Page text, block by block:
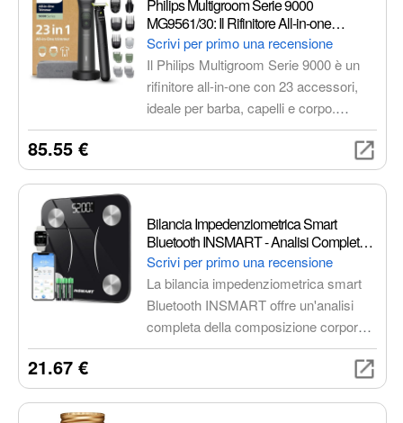
Philips Multigroom Serie 9000
MG9561/30: Il Rifinitore All-in-one
Definitivo per Uomo
Scrivi per primo una recensione
Il Philips Multigroom Serie 9000 è un
rifinitore all-in-one con 23 accessori,
ideale per barba, capelli e corpo.
Dotato di tecnologia OneBlade, lame
precisione, comfort e risultati
85.55 €
Bilancia Impedenziometrica Smart
Bluetooth INSMART - Analisi Completa
della Composizione Corporea
Scrivi per primo una recensione
La bilancia impedenziometrica smart
Bluetooth INSMART offre un'analisi
completa della composizione corporea
con 16 indici di misurazione.
Connessione Bluetooth, app intuitiva e
facilità d'uso per un monitoraggio
21.67 €